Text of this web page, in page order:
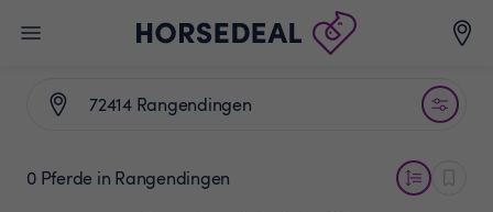
0 Pferde in Rangendingen